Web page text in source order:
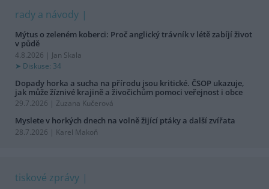
rady a návody
Mýtus o zeleném koberci: Proč anglický trávník v létě zabíjí život
v půdě
4.8.2026 | Jan Skala
Diskuse: 34
Dopady horka a sucha na přírodu jsou kritické. ČSOP ukazuje,
jak může žíznivé krajině a živočichům pomoci veřejnost i obce
29.7.2026 | Zuzana Kučerová
Myslete v horkých dnech na volně žijící ptáky a další zvířata
28.7.2026 | Karel Makoň
tiskové zprávy